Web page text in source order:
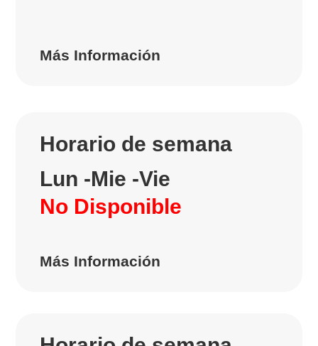
Más Información
Horario de semana
Lun -Mie -Vie
No Disponible
Más Información